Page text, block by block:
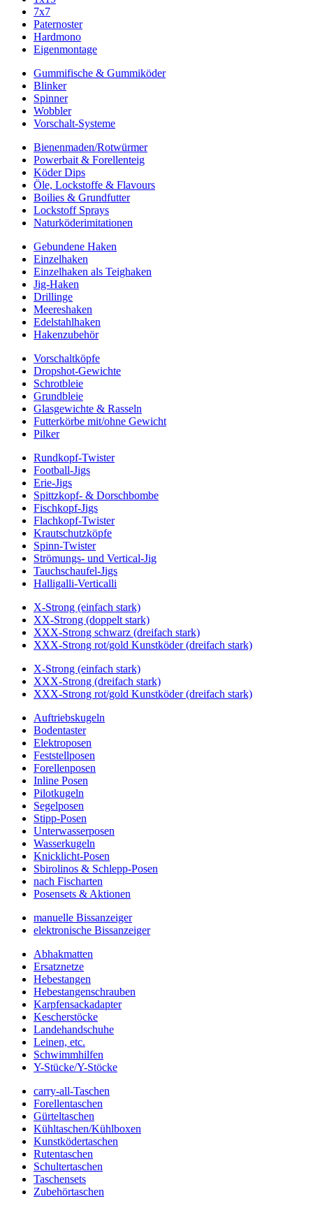
7x7
Paternoster
Hardmono
Eigenmontage
Gummifische & Gummiköder
Blinker
Spinner
Wobbler
Vorschalt-Systeme
Bienenmaden/Rotwürmer
Powerbait & Forellenteig
Köder Dips
Öle, Lockstoffe & Flavours
Boilies & Grundfutter
Lockstoff Sprays
Naturköderimitationen
Gebundene Haken
Einzelhaken
Einzelhaken als Teighaken
Jig-Haken
Drillinge
Meereshaken
Edelstahlhaken
Hakenzubehör
Vorschaltköpfe
Dropshot-Gewichte
Schrotbleie
Grundbleie
Glasgewichte & Rasseln
Futterkörbe mit/ohne Gewicht
Pilker
Rundkopf-Twister
Football-Jigs
Erie-Jigs
Spittzkopf- & Dorschbombe
Fischkopf-Jigs
Flachkopf-Twister
Krautschutzköpfe
Spinn-Twister
Strömungs- und Vertical-Jig
Tauchschaufel-Jigs
Halligalli-Verticalli
X-Strong (einfach stark)
XX-Strong (doppelt stark)
XXX-Strong schwarz (dreifach stark)
XXX-Strong rot/gold Kunstköder (dreifach stark)
X-Strong (einfach stark)
XXX-Strong (dreifach stark)
XXX-Strong rot/gold Kunstköder (dreifach stark)
Auftriebskugeln
Bodentaster
Elektroposen
Feststellposen
Forellenposen
Inline Posen
Pilotkugeln
Segelposen
Stipp-Posen
Unterwasserposen
Wasserkugeln
Knicklicht-Posen
Sbirolinos & Schlepp-Posen
nach Fischarten
Posensets & Aktionen
manuelle Bissanzeiger
elektronische Bissanzeiger
Abhakmatten
Ersatznetze
Hebestangen
Hebestangenschrauben
Karpfensackadapter
Kescherstöcke
Landehandschuhe
Leinen, etc.
Schwimmhilfen
Y-Stücke/Y-Stöcke
carry-all-Taschen
Forellentaschen
Gürteltaschen
Kühltaschen/Kühlboxen
Kunstködertaschen
Rutentaschen
Schultertaschen
Taschensets
Zubehörtaschen